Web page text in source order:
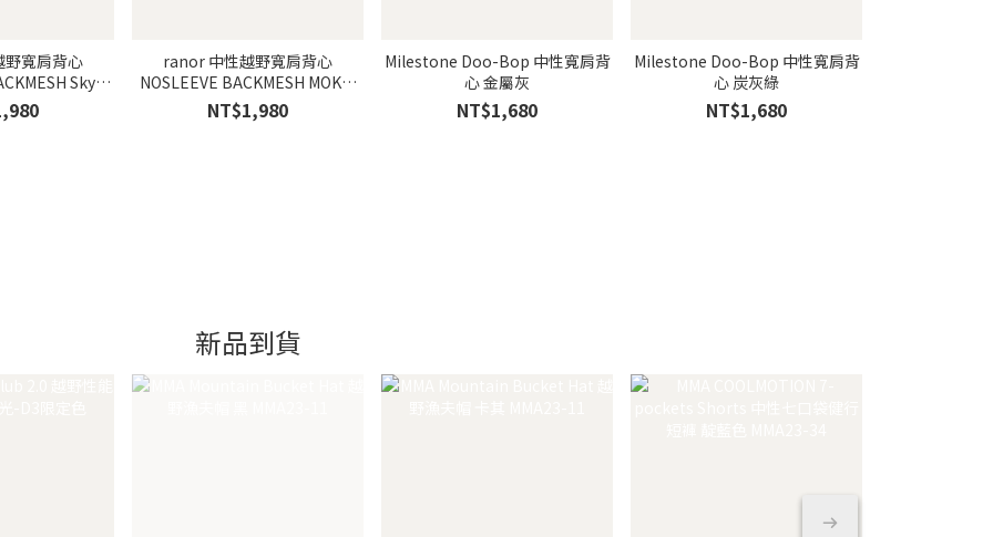
寬肩背心
Sky
空藍
ranor 中性越野寬肩背心
NOSLEEVE BACKMESH MOKU/
灰
NT$1,980
Milestone Doo-Bop 中性寬肩背
心 金屬灰
NT$1,680
Milestone Doo-Bop 中性寬肩背
心 炭灰綠
NT$1,680
新品到貨